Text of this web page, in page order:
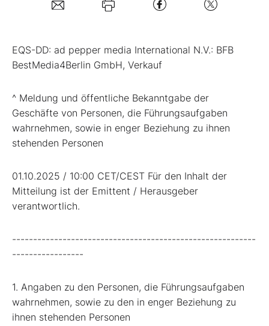
Mein Konto
Folgen Sie uns
EQS-DD: ad pepper media International N.V.: BFB
BestMedia4Berlin GmbH, Verkauf
^ Meldung und öffentliche Bekanntgabe der
Geschäfte von Personen, die Führungsaufgaben
wahrnehmen, sowie in enger Beziehung zu ihnen
stehenden Personen
01.10.2025 / 10:00 CET/CEST Für den Inhalt der
Mitteilung ist der Emittent / Herausgeber
verantwortlich.
----------------------------------------------------------
-----------------
1. Angaben zu den Personen, die Führungsaufgaben
wahrnehmen, sowie zu den in enger Beziehung zu
ihnen stehenden Personen